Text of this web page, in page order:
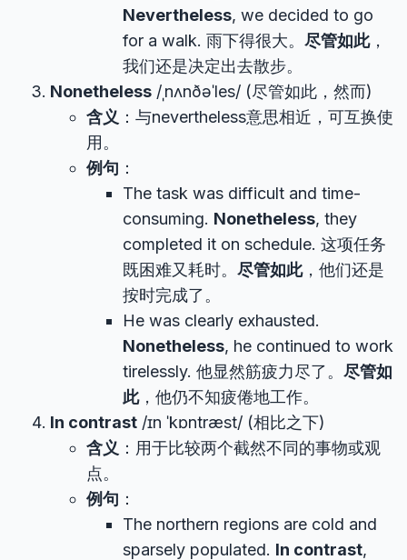
Nevertheless, we decided to go
for a walk. 雨下得很大。 尽管如此，
我们还是决定出去散步。
Nonetheless /ˌnʌnðəˈles/ (尽管如此，然而)
含义 ：与nevertheless意思相近，可互换使
用。
例句 ：
The task was difficult and time-
consuming. Nonetheless, they
completed it on schedule. 这项任务
既困难又耗时。 尽管如此，他们还是
按时完成了。
He was clearly exhausted.
Nonetheless, he continued to work
tirelessly. 他显然筋疲力尽了。 尽管如
此，他仍不知疲倦地工作。
In contrast /ɪn ˈkɒntræst/ (相比之下)
含义 ：用于比较两个截然不同的事物或观
点。
例句 ：
The northern regions are cold and
sparsely populated. In contrast,